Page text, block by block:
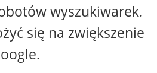
wyszukiwarek.
się na zwiększenie